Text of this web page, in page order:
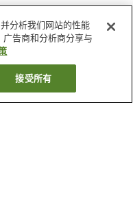
分析我们网站的性能
告商和分析商分享与
接受所有